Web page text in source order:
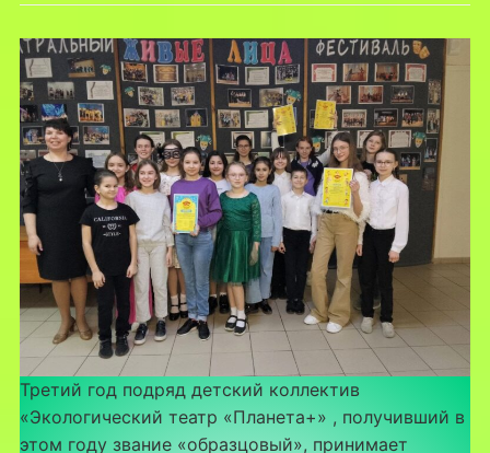
Третий год подряд детский коллектив
«Экологический театр «Планета+» , получивший в
этом году звание «образцовый», принимает